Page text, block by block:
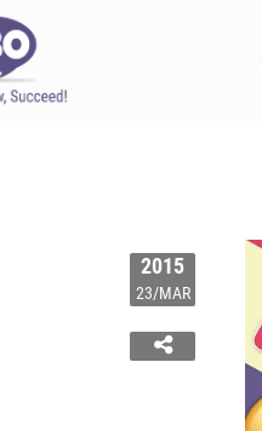
2015
23/MAR